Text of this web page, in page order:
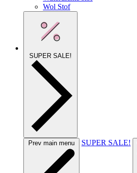
Wol Stof
SUPER SALE!
Prev main menu SUPER SALE!